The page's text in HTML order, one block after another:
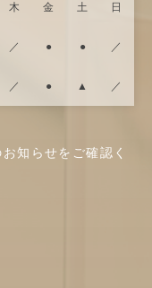
木 金 土 日
／ ● ● ／
／ ● ▲ ／
知らせをご確認く